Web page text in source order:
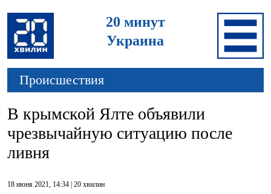
20 минут
Украина
Происшествия
В крымской Ялте объявили
чрезвычайную ситуацию после
ливня
18 июня 2021, 14:34 |20 хвилин